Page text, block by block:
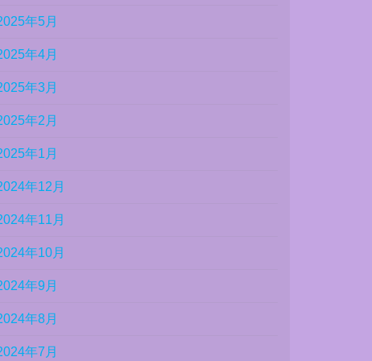
年5月
年4月
年3月
年2月
年1月
年12月
年11月
年10月
年9月
年8月
年7月